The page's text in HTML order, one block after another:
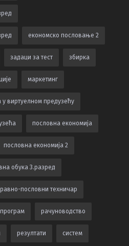
економско пословање 2
задаци за тест збирка
маркетинг
у виртуелном предузећу
пословна економија
пословна економија 2
обука 3.разред
пословни техничар
програм рачуноводство
резултати систем